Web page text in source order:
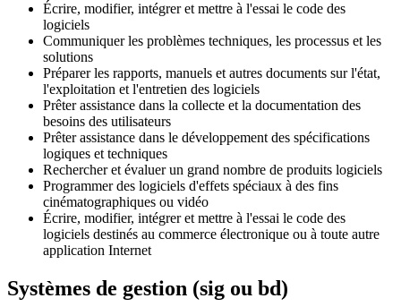
Écrire, modifier, intégrer et mettre à l'essai le code des
logiciels
Communiquer les problèmes techniques, les processus et les
solutions
Préparer les rapports, manuels et autres documents sur l'état,
l'exploitation et l'entretien des logiciels
Prêter assistance dans la collecte et la documentation des
besoins des utilisateurs
Prêter assistance dans le développement des spécifications
logiques et techniques
Rechercher et évaluer un grand nombre de produits logiciels
Programmer des logiciels d'effets spéciaux à des fins
cinématographiques ou vidéo
Écrire, modifier, intégrer et mettre à l'essai le code des
logiciels destinés au commerce électronique ou à toute autre
application Internet
Systèmes de gestion (sig ou bd)